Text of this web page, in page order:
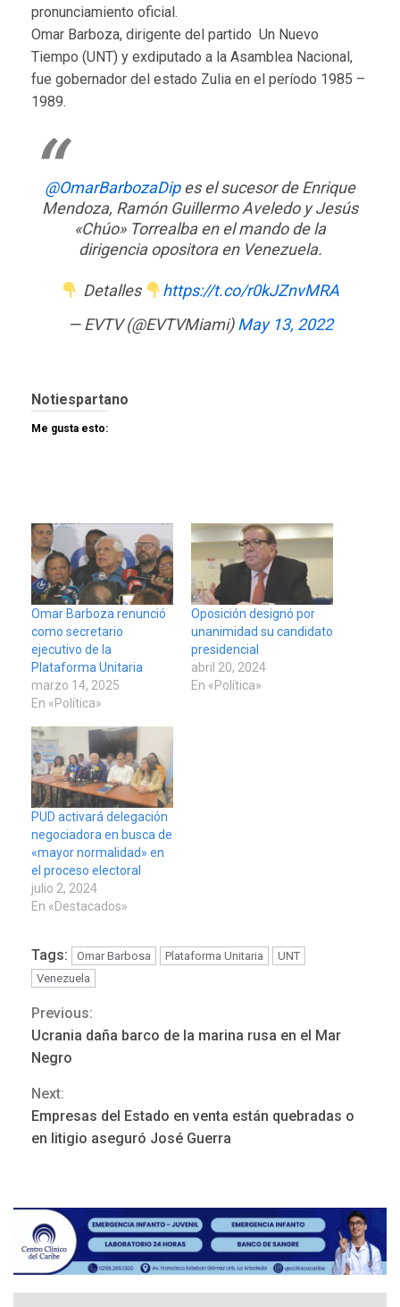
pronunciamiento oficial.
Omar Barboza, dirigente del partido Un Nuevo
Tiempo (UNT) y exdiputado a la Asamblea Nacional,
fue gobernador del estado Zulia en el período 1985 –
1989.
@OmarBarbozaDipes el sucesor de Enrique
Mendoza, Ramón Guillermo Aveledo y Jesús
«Chúo» Torrealba en el mando de la
dirigencia opositora en Venezuela.
Detalles
https://t.co/r0kJZnvMRA
— EVTV (@EVTVMiami)May 13, 2022
Notiespartano
Me gusta esto:
Omar Barboza renunció
como secretario
ejecutivo de la
Plataforma Unitaria
marzo 14, 2025
En «Política»
Oposición designó por
unanimidad su candidato
presidencial
abril 20, 2024
En «Política»
PUD activará delegación
negociadora en busca de
«mayor normalidad» en
el proceso electoral
julio 2, 2024
En «Destacados»
Tags: Omar Barbosa Plataforma Unitaria
UNT
Venezuela
Continue
Reading
Previous:
Ucrania daña barco de la marina rusa en el Mar
Negro
Next:
Empresas del Estado en venta están quebradas o
en litigio aseguró José Guerra
3
POLÍTICA
TITULARES
diálogo en Venezuela
4
nueva mesa de diálogo
INTERNACIONALES ÚLTIMA HORA